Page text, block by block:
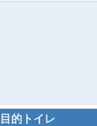
的トイレ